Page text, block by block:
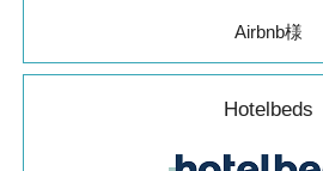
Airbnb様
Hotelbeds